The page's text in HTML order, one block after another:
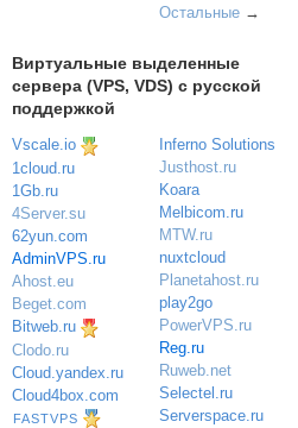
Остальные→
Виртуальные выделенные
сервера (VPS, VDS) с русской
поддержкой
Vscale.io
1cloud.ru
1Gb.ru
4Server.su
62yun.com
AdminVPS.ru
Ahost.eu
Beget.com
Bitweb.ru
Clodo.ru
Cloud.yandex.ru
Cloud4box.com
FASTVPS
Inferno Solutions
Justhost.ru
Koara
Melbicom.ru
MTW.ru
nuxtcloud
Planetahost.ru
play2go
PowerVPS.ru
Reg.ru
Ruweb.net
Selectel.ru
Serverspace.ru